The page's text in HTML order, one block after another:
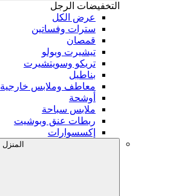
التخفيضات الرجل
عرض الكل
سترات وفساتين
قمصان
تيشيرت وبولو
تريكو وسويتشيرت
بناطيل
معاطف وملابس خارجية
أوشحة
ملابس سباحة
ربطات عنق وبوشيت
إكسسوارات
المنزل